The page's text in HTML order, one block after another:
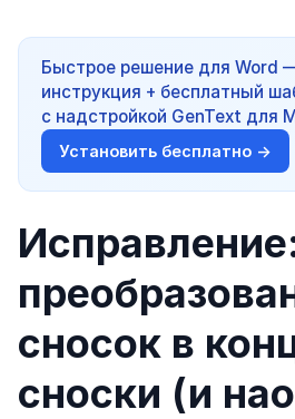
Быстрое решение для Word
инструкция + бесплатный
с надстройкой GenText для
Установить бесплатно →
сносок в
сноски (и